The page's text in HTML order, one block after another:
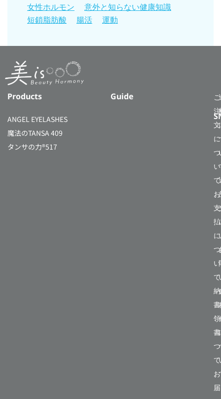
女性ホルモン
意外と知らない健康知識
短鎖脂肪酸
腸活 運動
Products
ANGEL EYELASHES
魔法のTANSA 409
タンサの力®517
Guide
ご
注
文
に
つ
い
て
お
支
払
に
つ
い
て
て
お
届